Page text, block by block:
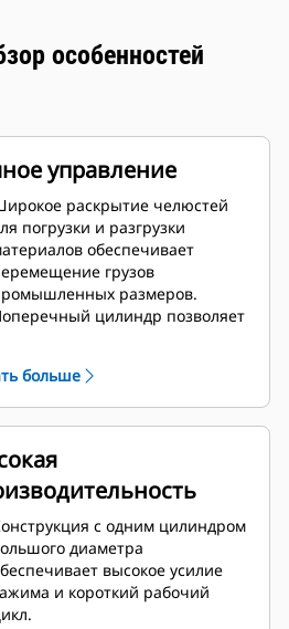
особенностей
управление
раскрытие челюстей
погрузки и разгрузки
обеспечивает
грузов
размеров.
цилиндр позволяет
нагрузку при каждом
смыкания для
перекрытия
позволяют
сортировать и
материалы
размеров.
и другие мелкие
больше
с одним цилиндром
диаметра
высокое усилие
и короткий рабочий